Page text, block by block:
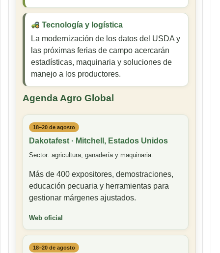
Tecnología y logística
La modernización de los datos del USDA y
las próximas ferias de campo acercarán
estadísticas, maquinaria y soluciones de
manejo a los productores.
Agenda Agro Global
18–20 de agosto
Dakotafest · Mitchell, Estados Unidos
Sector: agricultura, ganadería y maquinaria.
Más de 400 expositores, demostraciones,
educación pecuaria y herramientas para
gestionar márgenes ajustados.
Web oficial
18–20 de agosto